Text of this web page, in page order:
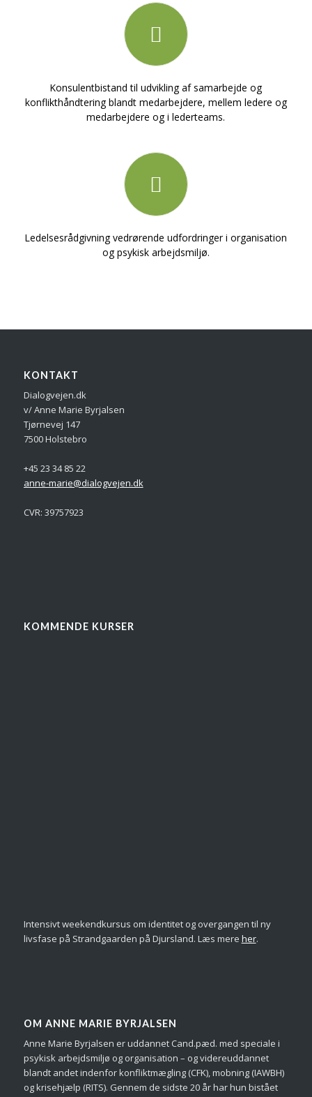
Konsulentbistand til udvikling af samarbejde og
konflikthåndtering blandt medarbejdere, mellem ledere og
medarbejdere og i lederteams.
Ledelsesrådgivning vedrørende udfordringer i organisation
og psykisk arbejdsmiljø.
KONTAKT
Dialogvejen.dk
v/ Anne Marie Byrjalsen
Tjørnevej 147
7500 Holstebro
+45 23 34 85 22
anne-marie@dialogvejen.dk
CVR: 39757923
KOMMENDE KURSER
Intensivt weekendkursus om identitet og overgangen til ny
livsfase på Strandgaarden på Djursland. Læs mere her.
OM ANNE MARIE BYRJALSEN
Anne Marie Byrjalsen er uddannet Cand.pæd. med speciale i
psykisk arbejdsmiljø og organisation – og videreuddannet
blandt andet indenfor konfliktmægling (CFK), mobning (IAWBH)
og krisehjælp (RITS). Gennem de sidste 20 år har hun bistået